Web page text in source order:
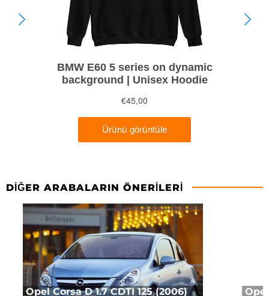
DIĞER ARABALARIN ÖNERILERI
Opel Corsa D 1.7 CDTI 125 (2006)